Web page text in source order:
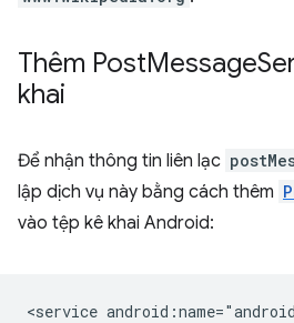
Thêm PostMessage
khai
Để nhận thông tin liên lạc
lập dịch vụ này bằng cách thêm
vào tệp kê khai Android:
<service